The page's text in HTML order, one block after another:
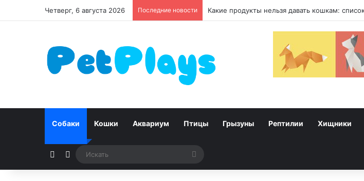
Четверг, 6 августа 2026 Последние новости Чумка у собак
Собаки Кошки Аквариум Птицы Грызуны Рептилии Хищники
Случайная статья
Switch skin